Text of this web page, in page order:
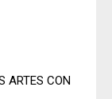
ARTES CON